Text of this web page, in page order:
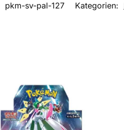
pkm-sv-pal-127 Kategorien: